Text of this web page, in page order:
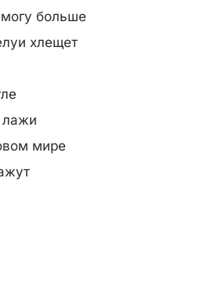
больше
хлещет
лажи
мире